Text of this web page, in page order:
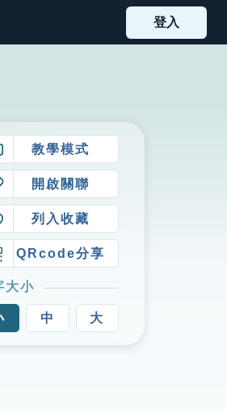
登入
教學模式
開啟關聯
列入收藏
QRcode分享
大小
中 大